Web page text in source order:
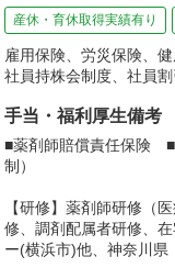
産休・育休取得実績有り
雇用保険、労災保険、
社員持株会制度、社員
手当・福利厚生備考
■薬剤師賠償責任保険 ■
制）
【研修】薬剤師研修（
修、調剤配属者研修、
ー(横浜市)他、神奈川